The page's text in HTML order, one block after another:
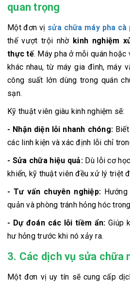
quan trọng
Một đơn vị sửa chữa máy pha cà
thế vượt trội nhờ kinh nghiệm
thực tế. Máy pha ở mỗi quán
khác nhau, từ máy gia đình, máy
công suất lớn dùng trong quán
sạn.
Kỹ thuật viên giàu kinh nghiệm sẽ:
- Nhận diện lỗi nhanh chóng:
các linh kiện và xác định lỗi chỉ
- Sửa chữa hiệu quả:Dù lỗi cơ
khiển, kỹ thuật viên đều xử lý triệt
- Tư vấn chuyên nghiệp:
quản và phòng tránh hỏng hóc
- Dự đoán các lỗi tiềm ẩn: Giúp
hư hỏng trước khi nó xảy ra.
3. Các dịch vụ sửa chữa
Một đơn vị uy tín sẽ cung cấp